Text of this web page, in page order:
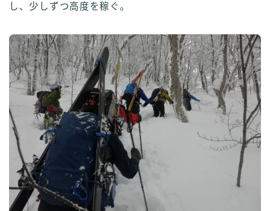
し、少しずつ高度を稼ぐ。